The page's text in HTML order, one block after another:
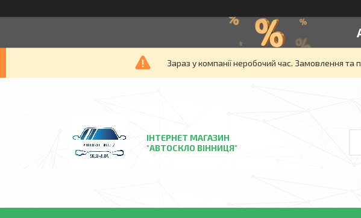
Зараз у компанії неробочий час. Замовлення
ІНТЕРНЕТ МАГАЗИН
"АВТОСКЛО ВІННИЦЯ"